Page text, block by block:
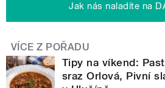
Jak nás naladíte na
VÍCE Z POŘADU
Tipy na víkend:
sraz Orlová, Pivní